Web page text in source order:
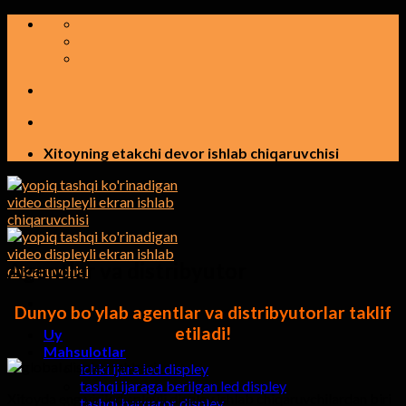
Tarkibga
Xitoyning etakchi devor ishlab chiqaruvchisi
Uy
Mahsulotlar
ichki ijara led displey
tashqi ijaraga berilgan led displey
Agentlar va distribyutor
Dunyo bo'ylab agentlar va distribyutorlar taklif
etiladi!
Xitoyda eng yirik displeyli displey ishlab chiqaruvchilardan biri